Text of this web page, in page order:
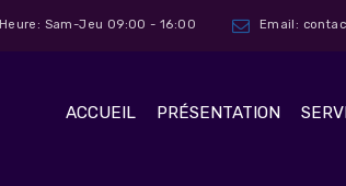
Heure: Sam-Jeu 09:00 - 16:00 Email:
ACCUEIL PRÉSENTATION